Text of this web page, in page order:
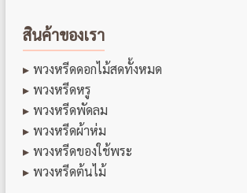
สินค้าของเรา
พวงหรีดดอกไม้สดทั้งหมด
พวงหรีดหรู
พวงหรีดพัดลม
พวงหรีดผ้าห่ม
พวงหรีดของใช้พระ
พวงหรีดต้นไม้